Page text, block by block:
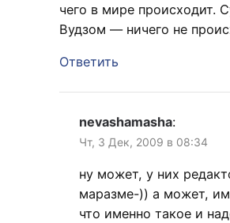
чего в мире происходит.
Вудзом — ничего не
Ответить
nevashamasha:
Чт, 3 Дек, 2009 в 08:34
ну может, у них
маразме-)) а может, им
что именно такое и